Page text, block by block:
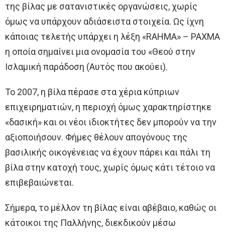
της βίλας με σατανιστικές οργανώσεις, χωρίς
όμως να υπάρχουν αδιάσειστα στοιχεία. Ως ίχνη
κάποιας τελετής υπάρχει η λέξη «RAHMA» – ΡΑΧΜΑ
η οποία σημαίνει μια ονομασία του «Θεού στην
Ισλαμική παράδοση (Αυτός που ακούει).
Το 2007, η βίλα πέρασε στα χέρια κύπριων
επιχειρηματιών, η περιοχή όμως χαρακτηρίστηκε
«δασική» και οι νέοι ιδιοκτήτες δεν μπορούν να την
αξιοποιήσουν. Φήμες θέλουν απογόνους της
βασιλικής οικογένειας να έχουν πάρει και πάλι τη
βίλα στην κατοχή τους, χωρίς όμως κάτι τέτοιο να
επιβεβαιώνεται.
Σήμερα, το μέλλον τη βίλας είναι αβέβαιο, καθώς οι
κάτοικοι της Παλλήνης, διεκδικούν μέσω